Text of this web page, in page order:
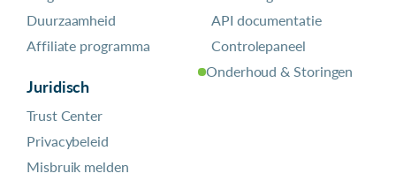
Duurzaamheid
Affiliate programma
Juridisch
Trust Center
Privacybeleid
Misbruik melden
API documentatie
Controlepaneel
Onderhoud & Storingen